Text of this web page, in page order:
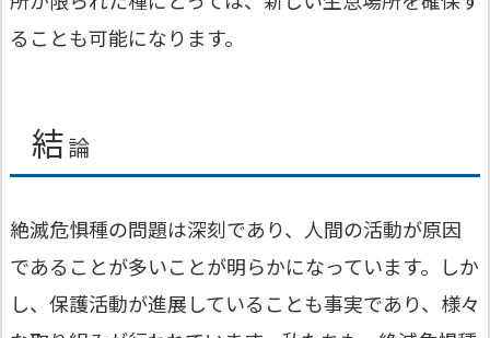
ることも可能になります。
結論
絶滅危惧種の問題は深刻であり、人間の活動が原因
であることが多いことが明らかになっています。しか
し、保護活動が進展していることも事実であり、様々